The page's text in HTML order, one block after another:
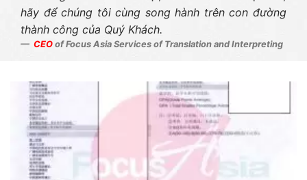
hãy để chúng tôi cùng song hành trên con đường
thành công của Quý Khách.
CEO of Focus Asia Services of Translation and Interpreting